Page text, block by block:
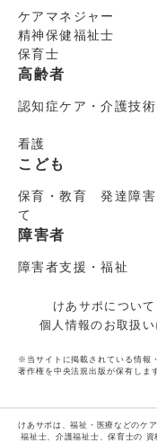
ケアマネジャー
精神保健福祉士
保育士
高齢者
認知症ケア・介護技術
看護
こども
保育・教育 発達障
て
障害者
障害者支援・福祉
けあサポについて
個人情報のお取扱い
※当サイトに掲載されている情報
著作権を中央法規出版が保有しま
けあサポは、福祉・医療などのケ
福祉士、介護福祉士、保育士の 資